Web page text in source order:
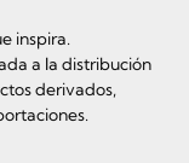
inspira.
a la distribución
derivados,